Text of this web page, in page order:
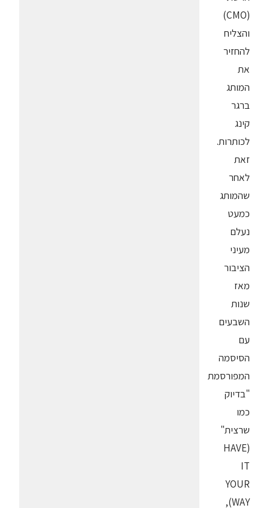
(CMO)
והצליח
להחזיר
את
המותג
ברגר
קינג
לכותרות.
זאת
לאחר
שהמותג
כמעט
נעלם
מעיני
הציבור
מאז
שנות
השבעים
עם
הסיסמה
המפורסמת
"בדיוק
כמו
שרצית"
(HAVE
IT
YOUR
WAY),